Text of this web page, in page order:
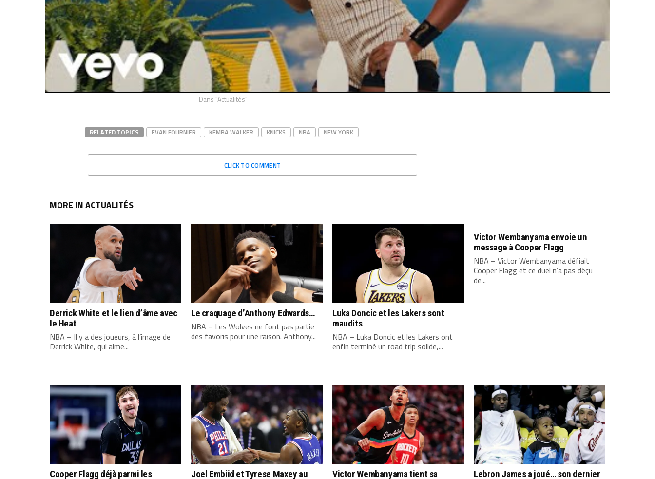
Kemba Walker n’arrive pas à
trouver une équipe NBA : la triste
réalité d’une ancienne star NBA…
septembre 10, 2022
Dans "Actualités"
Le triste discours d’Evan Fournier
sur sa mise de côté chez les Knicks
: ça sent le sapin cette histoire, un
clap de fin est-il envisagé ?
novembre 7, 2022
Dans "Actualités"
Evan Fournier tacle les équipes de
France « jeunes » : le joueur des
Knicks a t-il raison ?
novembre 21, 2022
Dans "Actualités"
RELATED TOPICS EVAN FOURNIER KEMBA WALKER KNICKS NBA NEW YORK
CLICK TO COMMENT
MORE IN ACTUALITÉS
Derrick White et le lien d’âme avec
le Heat
NBA – Il y a des joueurs, à l’image de
Derrick White, qui aime...
Le craquage d’Anthony Edwards…
NBA – Les Wolves ne font pas partie
des favoris pour une raison. Anthony...
Luka Doncic et les Lakers sont
maudits
NBA – Luka Doncic et les Lakers ont
enfin terminé un road trip solide,...
Victor Wembanyama envoie un
message à Cooper Flagg
NBA – Victor Wembanyama défiait
Cooper Flagg et ce duel n’a pas déçu
de...
Cooper Flagg déjà parmi les
Joel Embiid et Tyrese Maxey au
Victor Wembanyama tient sa
Lebron James a joué… son dernier